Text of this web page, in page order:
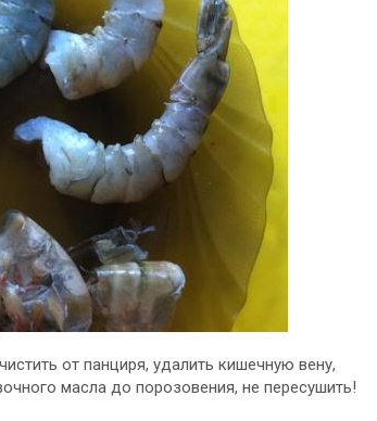
от панциря, удалить кишечную вену,
масла до порозовения, не пересушить!